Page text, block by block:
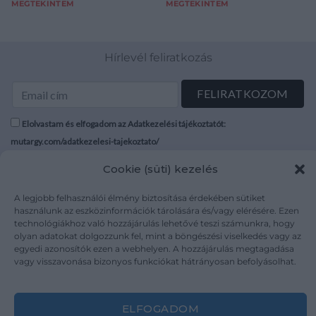
Cookie (süti) kezelés
A legjobb felhasználói élmény biztosítása érdekében sütiket
használunk az eszközinformációk tárolására és/vagy elérésére. Ezen
technológiákhoz való hozzájárulás lehetővé teszi számunkra, hogy
olyan adatokat dolgozzunk fel, mint a böngészési viselkedés vagy az
egyedi azonosítók ezen a webhelyen. A hozzájárulás megtagadása
vagy visszavonása bizonyos funkciókat hátrányosan befolyásolhat.
ELFOGADOM
MEGTEKINTEM MEGTEKINTEM
Hírlevél feliratkozás
Elolvastam és elfogadom az Adatkezelési tájékoztatót:
mutargy.com/adatkezelesi-tajekoztato/
Médiaajánlat
Karrier
Kapcsolat
Áraink
ÁSZF
Adatvédelem
Impresszum